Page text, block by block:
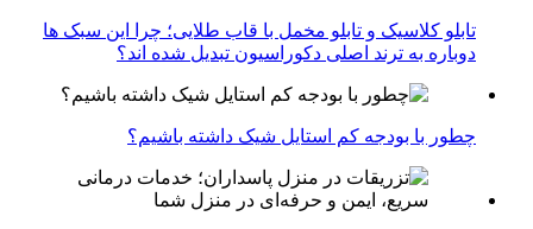
تابلو کلاسیک و تابلو مخمل با قاب طلایی؛ چرا این سبک ها
دوباره به ترند اصلی دکوراسیون تبدیل شده اند؟
چطور با بودجه کم استایل شیک داشته باشیم؟